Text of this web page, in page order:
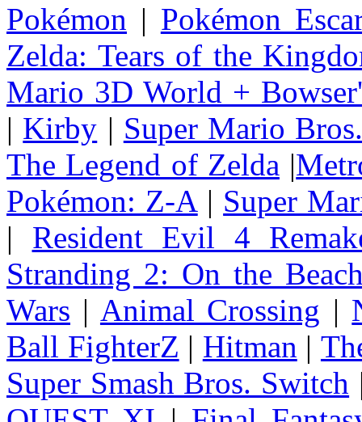
Pokémon | Pokémon
Zelda: Tears of the
Mario 3D World +
| Kirby | Super Mario
The Legend of Zelda |
Pokémon: Z-A | Super
| Resident Evil 4
Stranding 2: On the
Wars | Animal Crossing |
Ball FighterZ | Hitman |
Super Smash Bros. Switch